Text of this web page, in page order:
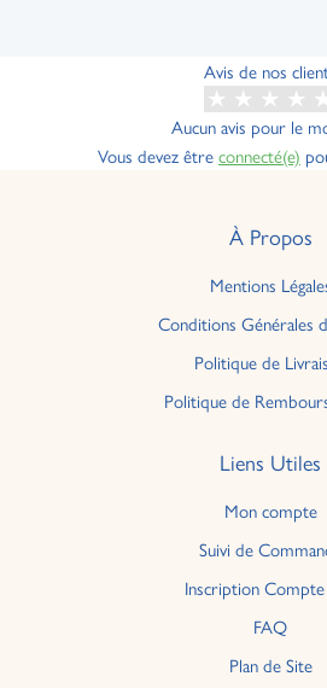
Avis de nos
Aucun avis pour le
Vous devez êtreconnecté(e)
À Propos
Mentions
Conditions Générales
Politique de
Politique de
Liens Utiles
Mon compte
Suivi de
Inscription
FAQ
Plan de Site